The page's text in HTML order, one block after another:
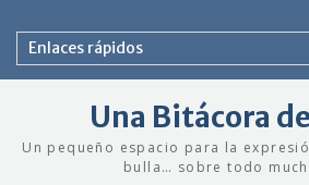
contenido
Enlaces rápidos
Una Bitácora
Un pequeño espacio para la
bulla… sobre todo